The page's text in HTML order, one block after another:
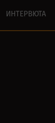
ИНТЕРВЮТА